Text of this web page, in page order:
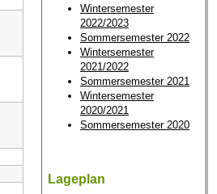
Wintersemester
2022/2023
Sommersemester 2022
Wintersemester
2021/2022
Sommersemester 2021
Wintersemester
2020/2021
Sommersemester 2020
Lageplan